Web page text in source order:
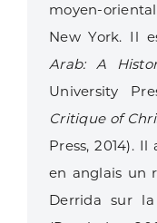
moyen-
New York. Il
Arab: A
University
Critique of
Press, 2014).
en anglais un
Derrida sur